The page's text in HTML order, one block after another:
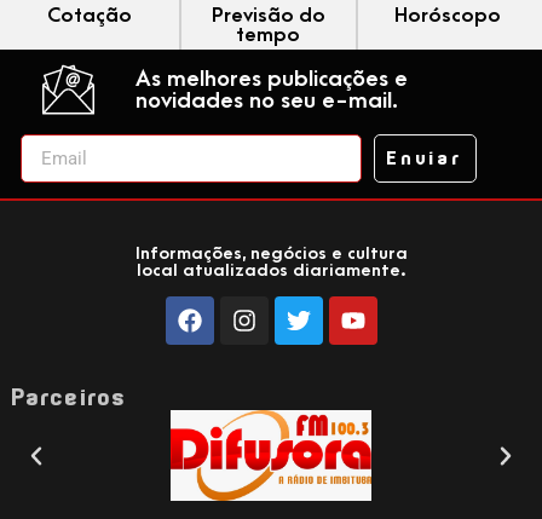
Cotação
Previsão do
tempo
Horóscopo
As melhores publicações e
novidades no seu e-mail.
Enviar
Informações, negócios e cultura
local atualizados diariamente.
Parceiros